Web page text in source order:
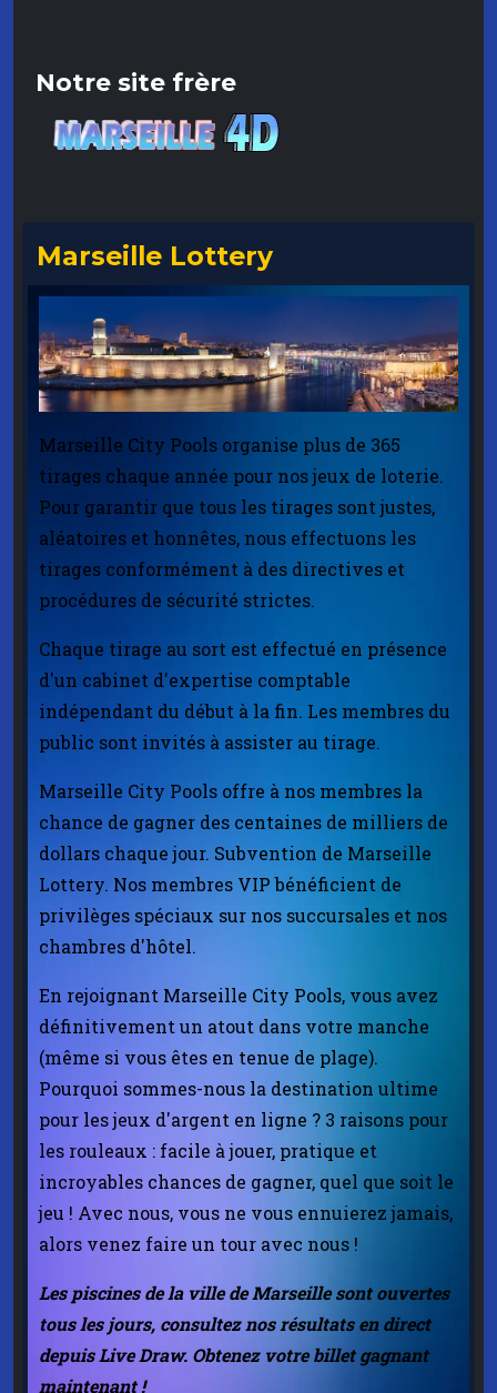
Notre site frère
Marseille Lottery
Marseille City Pools organise plus de 365
tirages chaque année pour nos jeux de loterie.
Pour garantir que tous les tirages sont justes,
aléatoires et honnêtes, nous effectuons les
tirages conformément à des directives et
procédures de sécurité strictes.
Chaque tirage au sort est effectué en présence
d'un cabinet d'expertise comptable
indépendant du début à la fin. Les membres du
public sont invités à assister au tirage.
Marseille City Pools offre à nos membres la
chance de gagner des centaines de milliers de
dollars chaque jour. Subvention de Marseille
Lottery. Nos membres VIP bénéficient de
privilèges spéciaux sur nos succursales et nos
chambres d'hôtel.
En rejoignant Marseille City Pools, vous avez
définitivement un atout dans votre manche
(même si vous êtes en tenue de plage).
Pourquoi sommes-nous la destination ultime
pour les jeux d'argent en ligne ? 3 raisons pour
les rouleaux : facile à jouer, pratique et
incroyables chances de gagner, quel que soit le
jeu ! Avec nous, vous ne vous ennuierez jamais,
alors venez faire un tour avec nous !
Les piscines de la ville de Marseille sont ouvertes
tous les jours, consultez nos résultats en direct
depuis Live Draw. Obtenez votre billet gagnant
maintenant !